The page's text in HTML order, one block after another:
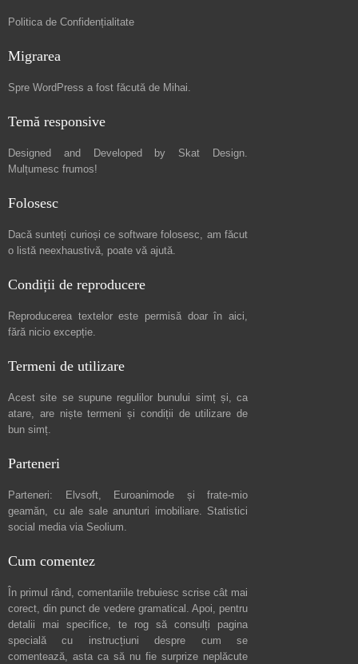
Politica de Confidențialitate
Migrarea
Spre WordPress a fost făcută de Mihai.
Temă responsive
Designed and Developed by Skat Design.
Mulțumesc frumos!
Folosesc
Dacă sunteți curioși ce software folosesc, am făcut
o listă neexhaustivă, poate vă ajută.
Condiții de reproducere
Reproducerea textelor este permisă doar în aici,
fără nicio excepție.
Termeni de utilizare
Acest site se supune regulilor bunului simț și, ca
atare, are niștetermeni și condiții de utilizare de
bun simț.
Parteneri
Parteneri: Elvsoft, Euroanimode și frate-mio
geamăn, cu ale sale anunturi imobiliare. Statistici
social media via Seolium.
Cum comentez
În primul rând, comentariile trebuiesc scrise cât mai
corect, din punct de vedere gramatical. Apoi, pentru
detalii mai specifice, te rog să consulți pagina
specială cu instrucțiuni despre cum se
comentează, asta ca să nu fie surprize neplăcute